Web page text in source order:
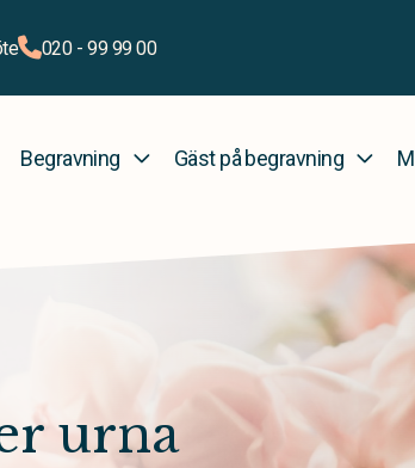
020 - 99 99 00
Begravning Gäst på begravning
urna